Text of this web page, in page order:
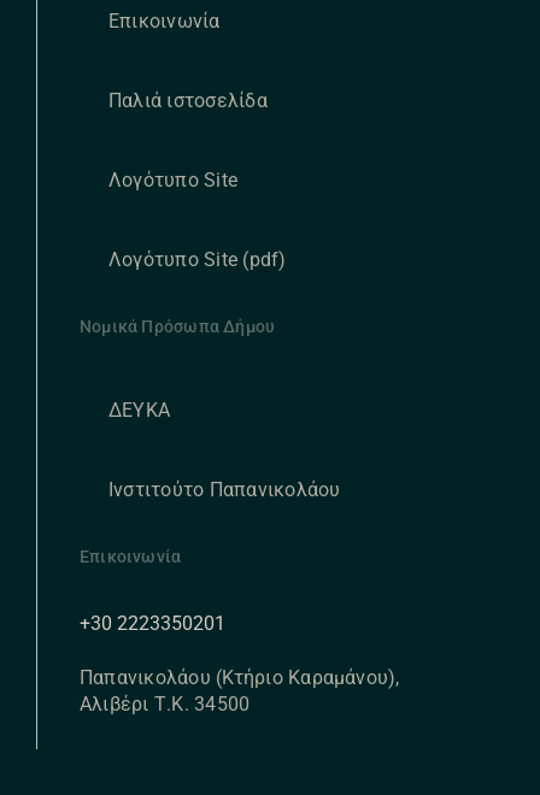
Επικοινωνία
Παλιά ιστοσελίδα
Λογότυπο Site
Λογότυπο Site (pdf)
Νομικά Πρόσωπα Δήμου
ΔΕΥΚΑ
Ινστιτούτο Παπανικολάου
Επικοινωνία
+30 2223350201
Παπανικολάου (Κτήριο Καραμάνου),
Αλιβέρι Τ.Κ. 34500